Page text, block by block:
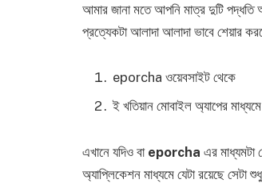
আমার জানা মতে আপনি মাত্র দুটি
প্রত্যেকটা আলাদা আলাদা ভাবে শেয়ার
eporcha ওয়েবসাইট থেকে
ই খতিয়ান মোবাইল অ্যাপের মাধ্যমে
এখানে যদিও বা ‌ eporcha এর মাধ্যমটা
অ্যাপ্লিকেশন মাধ্যমে যেটা রয়েছে সেটা